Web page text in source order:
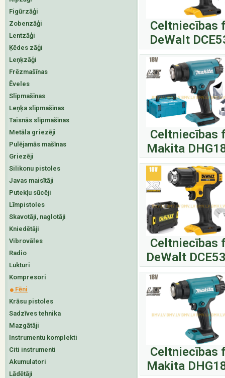
Figūrzāģi
Zobenzāģi
Lentzāģi
Ķēdes zāģi
Leņķzāģi
Frēzmašīnas
Ēveles
Slīpmašīnas
Leņķa slīpmašīnas
Taisnās slīpmašīnas
Metāla griezēji
Pulējamās mašīnas
Griezēji
Silikonu pistoles
Javas maisītāji
Putekļu sūcēji
Līmpistoles
Skavotāji, naglotāji
Kniedētāji
Vibrovāles
Radio
Lukturi
Kompresori
Fēni
Krāsu pistoles
Sadzīves tehnika
Mazgātāji
Instrumentu komplekti
Citi instrumenti
Akumulatori
Lādētāji
Celtniecības
DeWalt
Celtniecības
Makita
Celtniecības
DeWalt
Celtniecības
Makita